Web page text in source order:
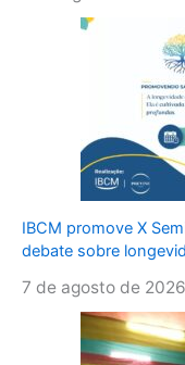
IBCM promove X
debate sobre
7 de agosto de 2026